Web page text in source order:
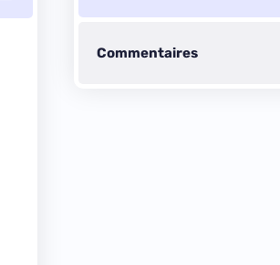
Commentaires